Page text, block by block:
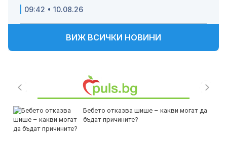
09:42 • 10.08.26
ВИЖ ВСИЧКИ НОВИНИ
Бебето отказва шише – какви могат да
бъдат причините?